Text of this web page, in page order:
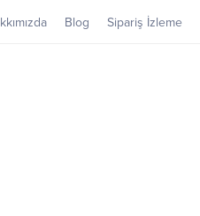
Blog Sipariş İzleme